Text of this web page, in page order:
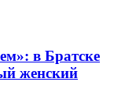
в Братске
женский